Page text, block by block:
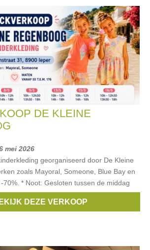
DE KLEINE
mei 2026
georganiseerd door De Kleine
zoals Mayoral, Someone, Blue Bay en
70%. * Noot: Gesloten tussen de middag
,Someone, Mayoral
DEZE VERKOOP